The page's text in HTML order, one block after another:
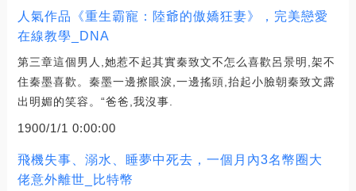
人氣作品《重生霸寵：陸爺的傲嬌狂妻》，完美戀愛
在線教學_DNA
第三章這個男人,她惹不起其實秦致文不怎么喜歡呂景明,架不
住秦墨喜歡。秦墨一邊擦眼淚,一邊搖頭,抬起小臉朝秦致文露
出明媚的笑容。“爸爸,我沒事.
1900/1/1 0:00:00
飛機失事、溺水、睡夢中死去，一個月內3名幣圈大
佬意外離世_比特幣